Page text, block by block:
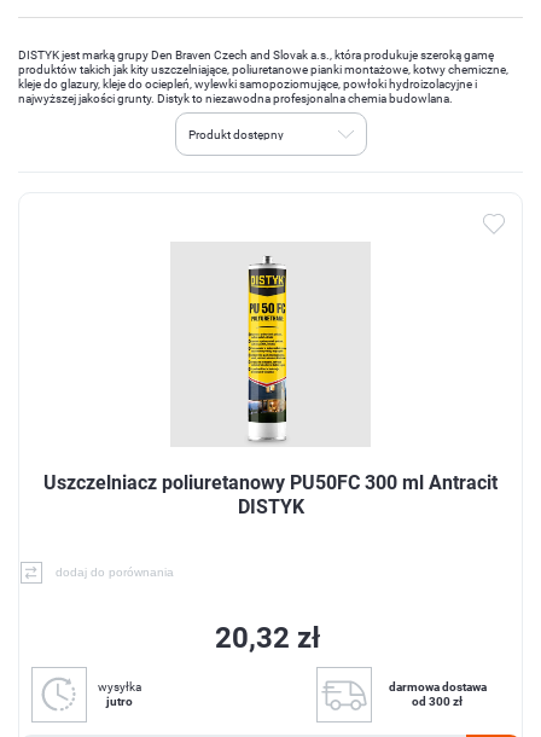
DISTYK jest marką grupy Den Braven Czech and Slovak a.s., która produkuje szeroką gamę
produktów takich jak kity uszczelniające, poliuretanowe pianki montażowe, kotwy chemiczne,
kleje do glazury, kleje do ociepleń, wylewki samopoziomujące, powłoki hydroizolacyjne i
najwyższej jakości grunty. Distyk to niezawodna profesjonalna chemia budowlana.
Uszczelniacz poliuretanowy PU50FC 300 ml Antracit
DISTYK
dodaj do porównania
20,32 zł
wysyłka
jutro
darmowa dostawa
od 300 zł